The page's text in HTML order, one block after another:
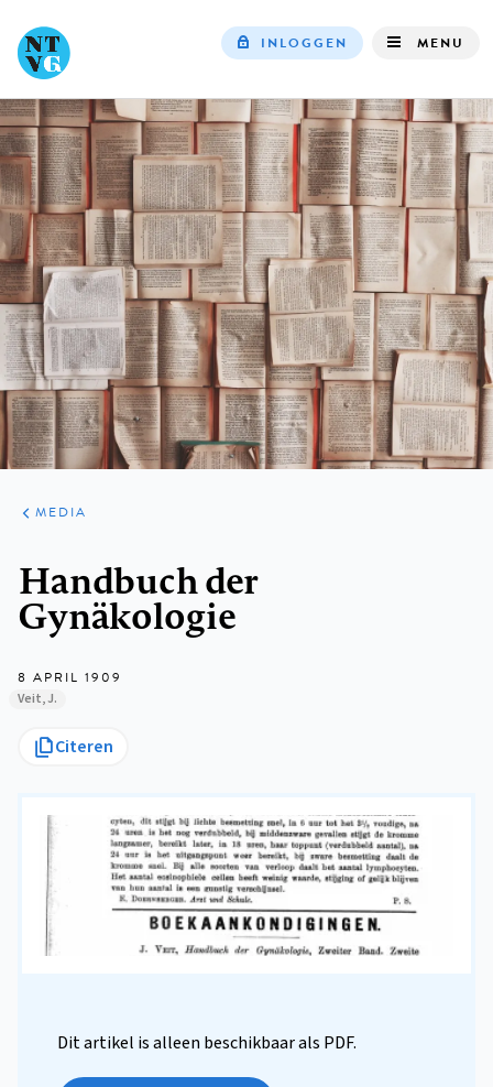
navigation
INLOGGEN MENU
ARTIKELEN
VARIA
MEDIA
Handbuch der
Gynäkologie
8 APRIL 1909
Veit, J.
Citeren
Dit artikel is alleen beschikbaar als PDF.